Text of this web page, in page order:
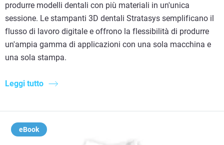
produrre modelli dentali con più materiali in un'unica
sessione. Le stampanti 3D dentali Stratasys semplificano il
flusso di lavoro digitale e offrono la flessibilità di produrre
un'ampia gamma di applicazioni con una sola macchina e
una sola stampa.
Leggi tutto
eBook